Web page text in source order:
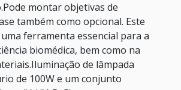
montar objetivas de
também como opcional. Este
ferramenta essencial para a
biomédica, bem como na
de lâmpada
de 100W e um conjunto